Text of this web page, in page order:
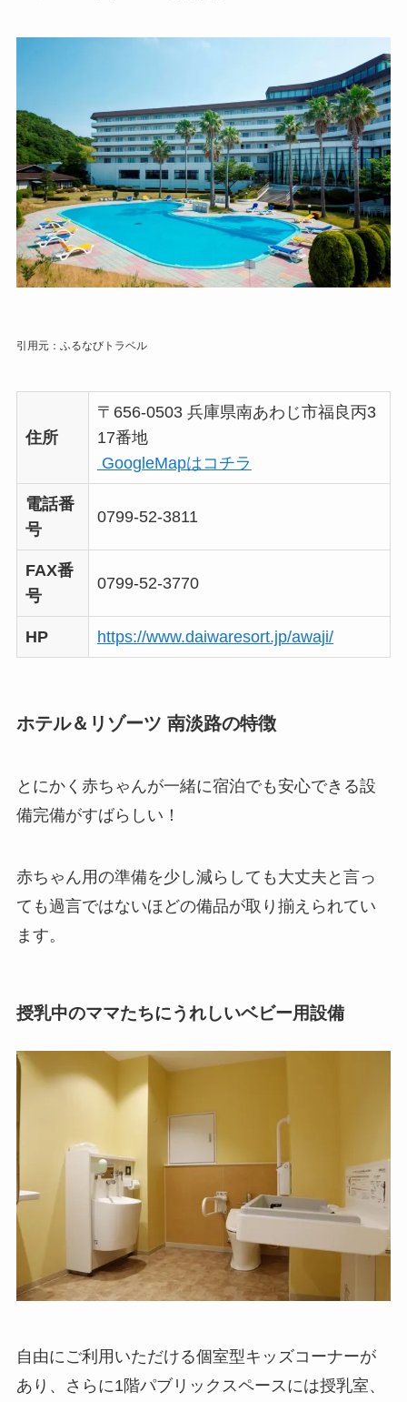
引用元：ふるなびトラベル
住所
〒656-0503 兵庫県南あわじ市福良丙3
17番地
GoogleMapはコチラ
電話番
号
0799-52-3811
FAX番
号
0799-52-3770
HP https://www.daiwaresort.jp/awaji/
ホテル＆リゾーツ 南淡路の特徴
とにかく赤ちゃんが一緒に宿泊でも安心できる設
備完備がすばらしい！
赤ちゃん用の準備を少し減らしても大丈夫と言っ
ても過言ではないほどの備品が取り揃えられてい
ます。
授乳中のママたちにうれしいベビー用設備
自由にご利用いただける個室型キッズコーナーが
あり、さらに1階パブリックスペースには授乳室、